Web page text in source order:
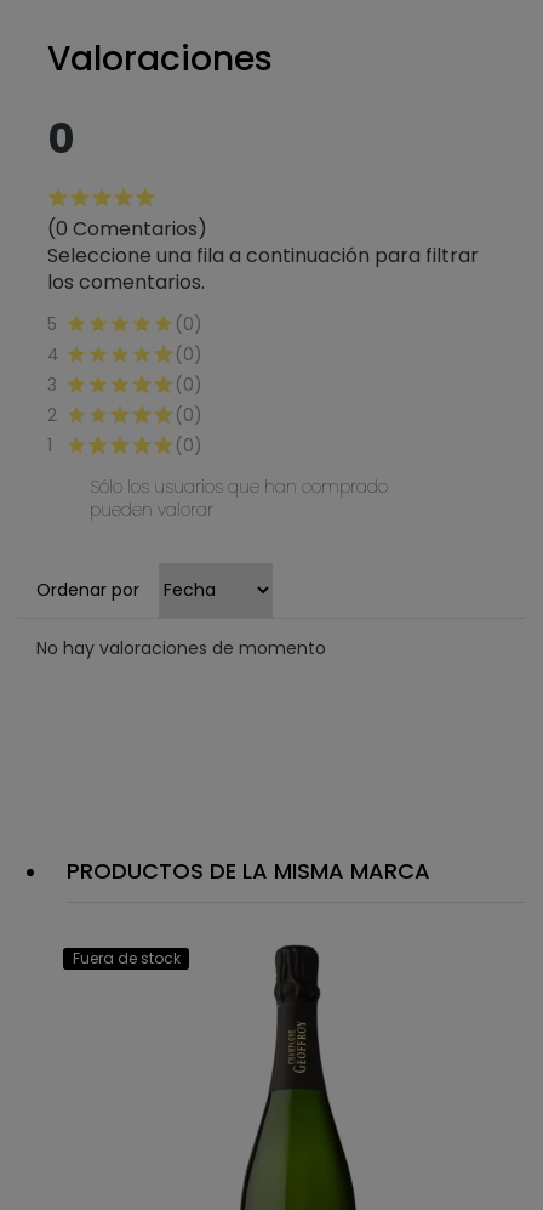
PRODUCTOS DE LA MISMA MARCA
Fuera de stock
Valoraciones
0
(0 Comentarios)
Seleccione una fila a continuación para filtrar
los comentarios.
5
(0)
4
(0)
3
(0)
2
(0)
1
(0)
Sólo los usuarios que han comprado
pueden valorar
Ordenar por
No hay valoraciones de momento